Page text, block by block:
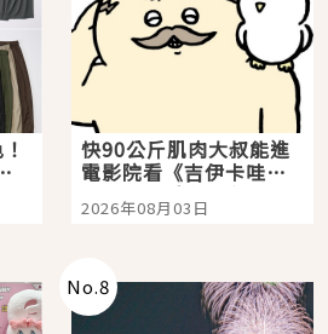
快90公斤肌肉大叔能進
電影院看《吉伊卡哇》
嗎？日本重金屬樂團
「打首」會長與nagano
2026年08月03日
No.8